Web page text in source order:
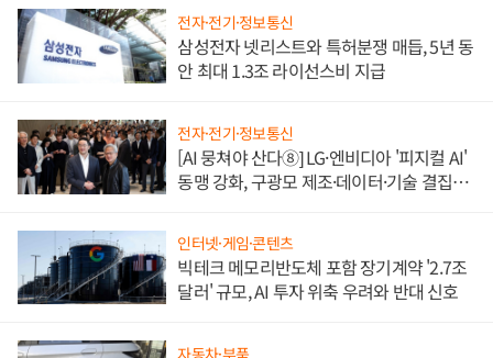
전자·전기·정보통신
삼성전자 넷리스트와 특허분쟁 매듭, 5년 동
안 최대 1.3조 라이선스비 지급
전자·전기·정보통신
[AI 뭉쳐야 산다⑧] LG·엔비디아 '피지컬 AI'
동맹 강화, 구광모 제조·데이터·기술 결집
인터넷·게임·콘텐츠
빅테크 메모리반도체 포함 장기계약 '2.7조
달러' 규모, AI 투자 위축 우려와 반대 신호